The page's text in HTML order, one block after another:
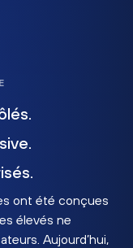
ont été conçues
élevés ne
Aujourd’hui,